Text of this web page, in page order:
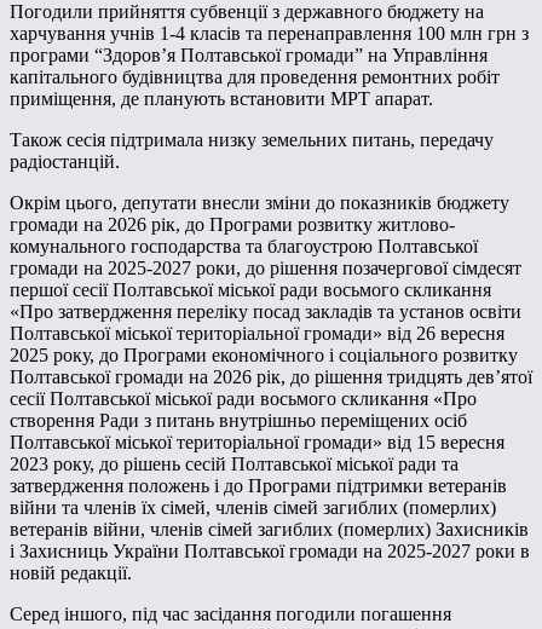
Погодили прийняття субвенції з державного бюджету на
харчування учнів 1-4 класів та перенаправлення 100 млн грн з
програми “Здоров’я Полтавської громади” на Управління
капітального будівництва для проведення ремонтних робіт
приміщення, де планують встановити МРТ апарат.
Також сесія підтримала низку земельних питань, передачу
радіостанцій.
Окрім цього, депутати внесли зміни до показників бюджету
громади на 2026 рік, до Програми розвитку житлово-
комунального господарства та благоустрою Полтавської
громади на 2025-2027 роки, до рішення позачергової сімдесят
першої сесії Полтавської міської ради восьмого скликання
«Про затвердження переліку посад закладів та установ освіти
Полтавської міської територіальної громади» від 26 вересня
2025 року, до Програми економічного і соціального розвитку
Полтавської громади на 2026 рік, до рішення тридцять дев’ятої
сесії Полтавської міської ради восьмого скликання «Про
створення Ради з питань внутрішньо переміщених осіб
Полтавської міської територіальної громади» від 15 вересня
2023 року, до рішень сесій Полтавської міської ради та
затвердження положень і до Програми підтримки ветеранів
війни та членів їх сімей, членів сімей загиблих (померлих)
ветеранів війни, членів сімей загиблих (померлих) Захисників
і Захисниць України Полтавської громади на 2025-2027 роки в
новій редакції.
Серед іншого, під час засідання погодили погашення